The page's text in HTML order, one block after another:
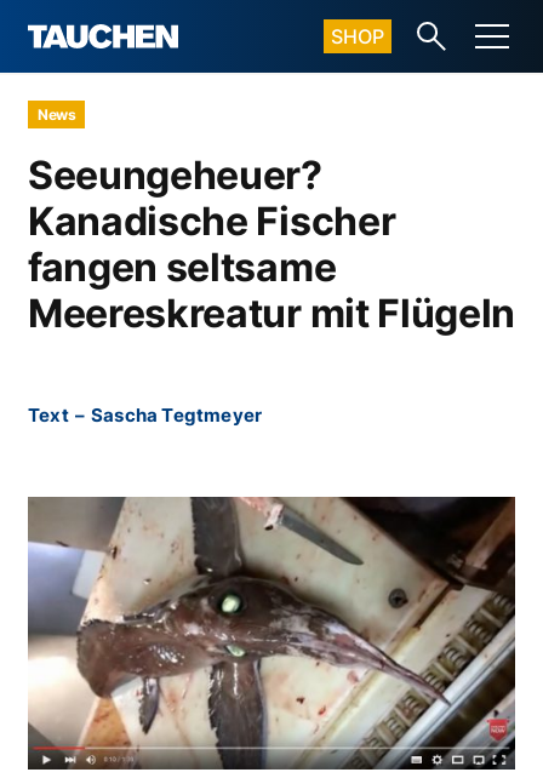
SHOP
News
Seeungeheuer?
Kanadische Fischer
fangen seltsame
Meereskreatur mit Flügeln
Text – Sascha Tegtmeyer